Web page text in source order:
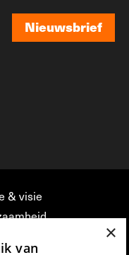
Nieuwsbrief
& visie
×
van